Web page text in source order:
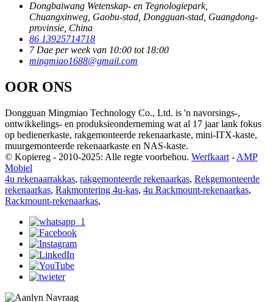
Dongbaiwang Wetenskap- en Tegnologiepark,
Chuangxinweg, Gaobu-stad, Dongguan-stad, Guangdong-
provinsie, China
86 13925714718
7 Dae per week van 10:00 tot 18:00
mingmiao1688@gmail.com
OOR ONS
Dongguan Mingmiao Technology Co., Ltd. is 'n navorsings-,
ontwikkelings- en produksieonderneming wat al 17 jaar lank fokus
op bedienerkaste, rakgemonteerde rekenaarkaste, mini-ITX-kaste,
muurgemonteerde rekenaarkaste en NAS-kaste.
© Kopiereg - 2010-2025: Alle regte voorbehou. Werfkaart - AMP
Mobiel
4u rekenaarrakkas, rakgemonteerde rekenaarkas, Rekgemonteerde
rekenaarkas, Rakmontering 4u-kas, 4u Rackmount-rekenaarkas,
Rackmount-rekenaarkas,